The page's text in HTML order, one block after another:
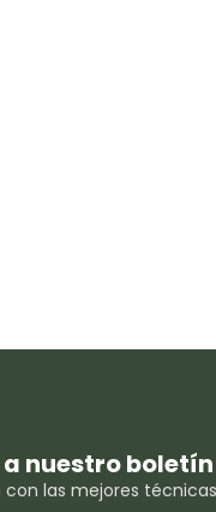
a nuestro
con las mejores